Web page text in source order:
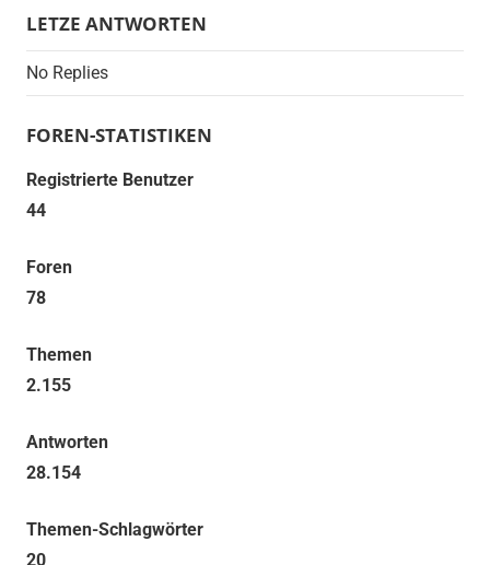
LETZE ANTWORTEN
No Replies
FOREN-STATISTIKEN
Registrierte Benutzer
44
Foren
78
Themen
2.155
Antworten
28.154
Themen-Schlagwörter
20